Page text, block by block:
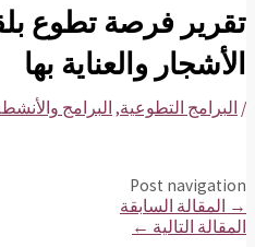
تقرير فرصة تطوع
الأشجار والعناية بها
/ البرامج التطوعية, البرامج
Post navigation
→ المقالة السابقة
المقالة التالية ←